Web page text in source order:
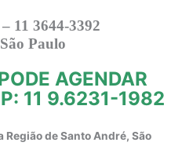
11 3644-3392
Paulo
AGENDAR
11 9.6231-1982
de Santo André, São